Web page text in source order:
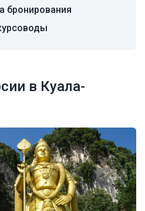
бронирования
в Куала-